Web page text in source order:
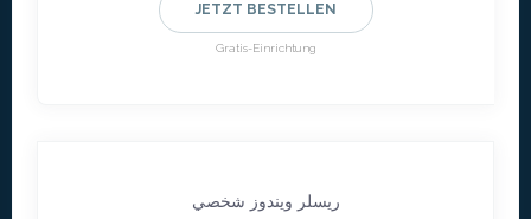
JETZT BESTELLEN
Gratis-Einrichtung
ريسلر ويندوز شخصي